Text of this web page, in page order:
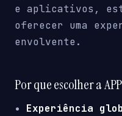
e aplicativos,
oferecer uma
envolvente.
Por que escolher a
Experiência